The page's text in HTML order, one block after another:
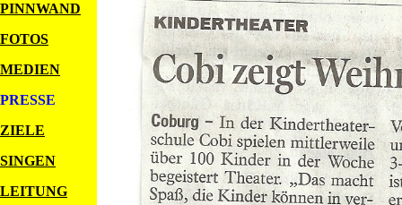
PINNWAND
FOTOS
MEDIEN
PRESSE
ZIELE
SINGEN
LEITUNG